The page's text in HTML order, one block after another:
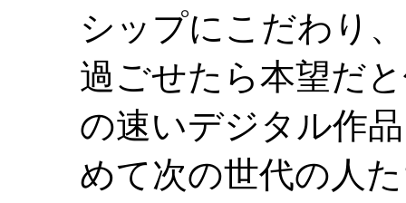
シップにこだわり
過ごせたら本望だ
の速いデジタル作
めて次の世代の人